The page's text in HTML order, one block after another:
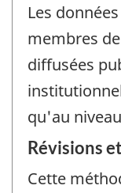
Les
membres
diffusées
qu'au
Révisions
Cette